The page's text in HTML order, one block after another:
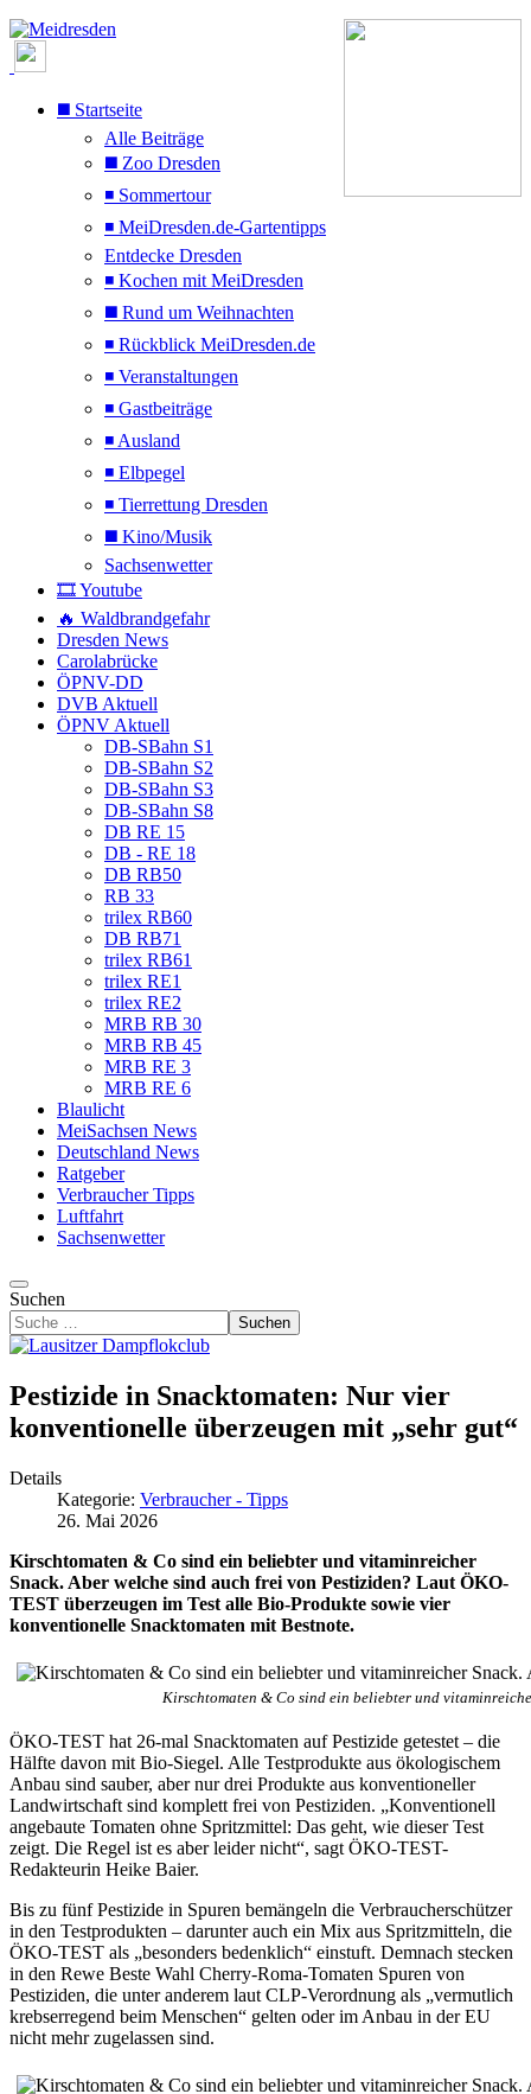
◼️ Startseite
Alle Beiträge
◼️ Zoo Dresden
◾ Sommertour
◾ MeiDresden.de-Gartentipps
Entdecke Dresden
◾ Kochen mit MeiDresden
◼️ Rund um Weihnachten
◾ Rückblick MeiDresden.de
◾ Veranstaltungen
◾ Gastbeiträge
◾ Ausland
◾ Elbpegel
◾ Tierrettung Dresden
◼️ Kino/Musik
Sachsenwetter
🎞️ Youtube
🔥 Waldbrandgefahr
Dresden News
Carolabrücke
ÖPNV-DD
DVB Aktuell
ÖPNV Aktuell
DB-SBahn S1
DB-SBahn S2
DB-SBahn S3
DB-SBahn S8
DB RE 15
DB - RE 18
DB RB50
RB 33
trilex RB60
DB RB71
trilex RB61
trilex RE1
trilex RE2
MRB RB 30
MRB RB 45
MRB RE 3
MRB RE 6
Blaulicht
MeiSachsen News
Deutschland News
Ratgeber
Verbraucher Tipps
Luftfahrt
Sachsenwetter
Suchen
Suchen
Pestizide in Snacktomaten: Nur vier
konventionelle überzeugen mit „sehr gut“
Details
Kategorie: Verbraucher - Tipps
26. Mai 2026
Kirschtomaten & Co sind ein beliebter und vitaminreicher
Snack. Aber welche sind auch frei von Pestiziden? Laut ÖKO-
TEST überzeugen im Test alle Bio-Produkte sowie vier
konventionelle Snacktomaten mit Bestnote.
Kirschtomaten & Co sind ein beliebter und
ÖKO-TEST hat 26-mal Snacktomaten auf Pestizide getestet – die
Hälfte davon mit Bio-Siegel. Alle Testprodukte aus ökologischem
Anbau sind sauber, aber nur drei Produkte aus konventioneller
Landwirtschaft sind komplett frei von Pestiziden. „Konventionell
angebaute Tomaten ohne Spritzmittel: Das geht, wie dieser Test
zeigt. Die Regel ist es aber leider nicht“, sagt ÖKO-TEST-
Redakteurin Heike Baier.
Bis zu fünf Pestizide in Spuren bemängeln die Verbraucherschützer
in den Testprodukten – darunter auch ein Mix aus Spritzmitteln, die
ÖKO-TEST als „besonders bedenklich“ einstuft. Demnach stecken
in den Rewe Beste Wahl Cherry-Roma-Tomaten Spuren von
Pestiziden, die unter anderem laut CLP-Verordnung als „vermutlich
krebserregend beim Menschen“ gelten oder im Anbau in der EU
nicht mehr zugelassen sind.